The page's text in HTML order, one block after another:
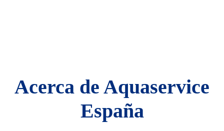
Acerca de Aquaservice
España